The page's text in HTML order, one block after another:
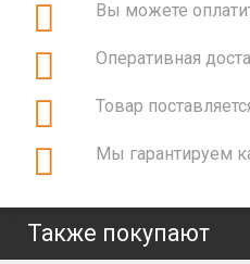
Вы можете
Оперативная
Товар
Мы гарантируем
Также покупают